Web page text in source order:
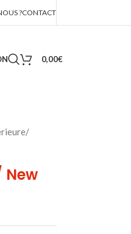
?CONTACT
0,00€
/
New